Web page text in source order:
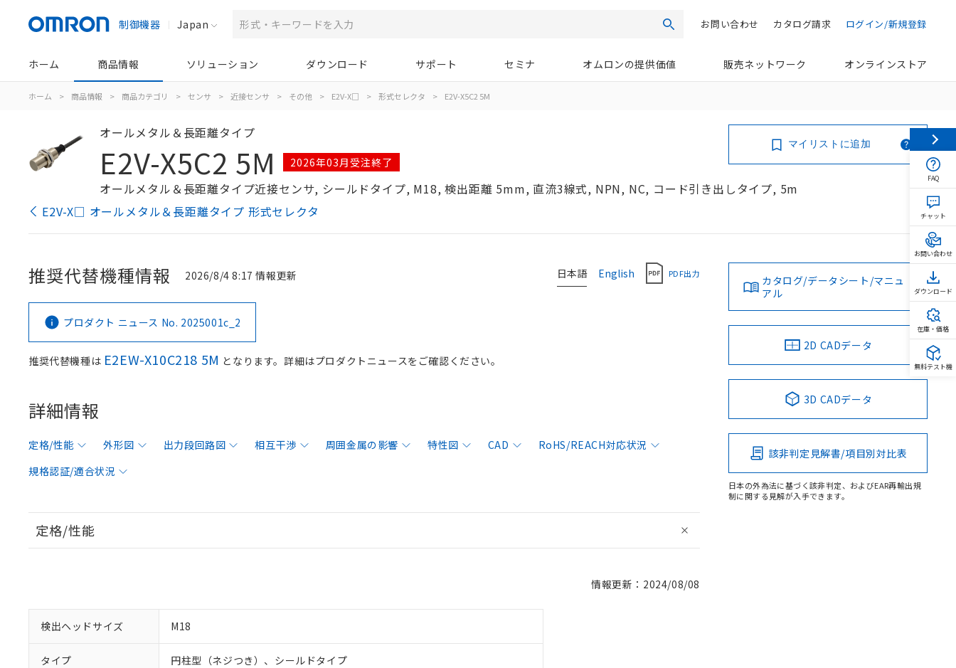
制御機器 Japan 検索 ログイン/新規登録
カタログ請求
お問い合わせ
ホーム 商品情報 ソリューション ダウンロード サポート セミナ オムロンの提供価値 販売ネットワーク オンラインストア
ホーム > 商品情報 > 商品カテゴリ > センサ > 近接センサ > その他 > E2V-X□ > 形式セレクタ > E2V-X5C2 5M
オールメタル＆長距離タイプ
E2V-X5C2 5M 2026年03月受注終了
オールメタル＆長距離タイプ近接センサ, シールドタイプ, M18, 検出距離 5mm, 直流3線式, NPN, NC, コード引き出しタイプ, 5m
E2V-X□ オールメタル＆長距離タイプ 形式セレクタ
マイリストに追加
日本語 English PDF出力
推奨代替機種情報 2026/8/4 8:17 情報更新
プロダクト ニュース No. 2025001c_2
推奨代替機種は E2EW-X10C218 5M となります。詳細はプロダクトニュースをご確認ください。
詳細情報
定格/性能 外形図 出力段回路図 相互干渉 周囲金属の影響 特性図 CAD
RoHS/REACH対応状況
規格認証/適合状況
定格/性能
情報更新：2024/08/08
検出ヘッドサイズ M18
タイプ 円柱型（ネジつき）、シールドタイプ
カタログ/データシート/マニュ
アル
2D CADデータ
3D CADデータ
該非判定見解書/項目別対比表
日本の外為法に基づく該非判定、およびEAR再輸出規
制に関する見解が入手できます。
FAQ
チャット
お問い合わせ
ダウンロード
在庫・価格
無料テスト機